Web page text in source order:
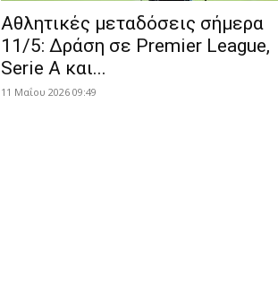
Αθλητικές μεταδόσεις σήμερα
11/5: Δράση σε Premier League,
Serie A και...
11 Μαΐου 2026 09:49